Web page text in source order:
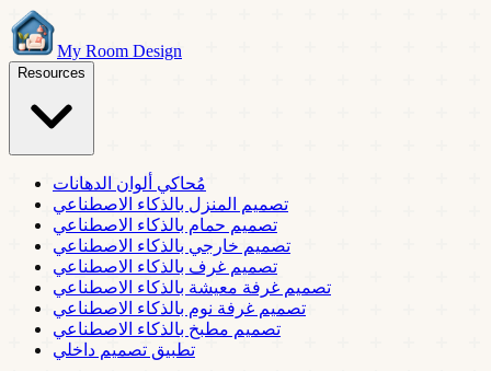
My Room Design
Resources
مُحاكي ألوان الدهانات
تصميم المنزل بالذكاء الاصطناعي
تصميم حمام بالذكاء الاصطناعي
تصميم خارجي بالذكاء الاصطناعي
تصميم غرف بالذكاء الاصطناعي
تصميم غرفة معيشة بالذكاء الاصطناعي
تصميم غرفة نوم بالذكاء الاصطناعي
تصميم مطبخ بالذكاء الاصطناعي
تطبيق تصميم داخلي